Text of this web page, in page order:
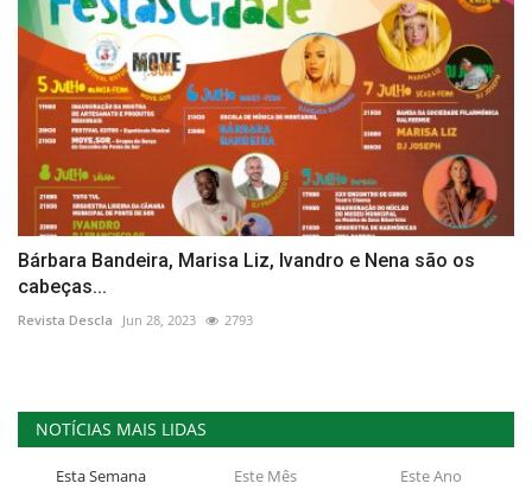
Bárbara Bandeira, Marisa Liz, Ivandro e Nena são os
cabeças...
Revista Descla Jun 28, 2023 2793
NOTÍCIAS MAIS LIDAS
Esta Semana Este Mês Este Ano